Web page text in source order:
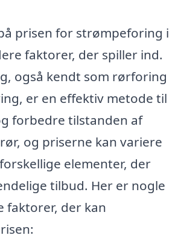
prisen for strømpeforing i
faktorer, der spiller ind.
også kendt som rørforing
er en effektiv metode til
forbedre tilstanden af
og priserne kan variere
elementer, der
tilbud. Her er nogle
faktorer, der kan